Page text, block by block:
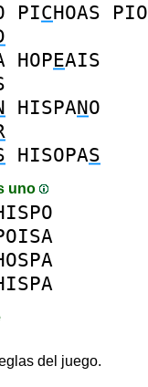
PICHOAS PIO
HOPEAIS
HISPANO
HISOPAS
uno
del juego.